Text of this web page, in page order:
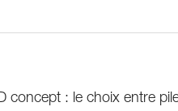
concept : le choix entre